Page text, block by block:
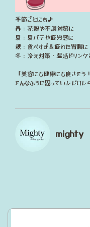
季節ごとにも♪
春：花粉や不調対策に
夏：夏バテや疲労感に
秋：食べすぎ＆疲れた胃腸に
冬：冷え対策・温活ドリンク
「美容にも健康にも良さそう
そんなふうに思っていただけ
mighty